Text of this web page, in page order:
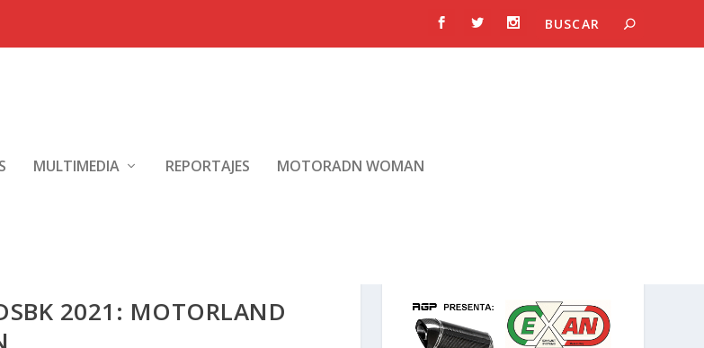
MULTIMEDIA REPORTAJES MOTORADN WOMAN
2021: MOTORLAND